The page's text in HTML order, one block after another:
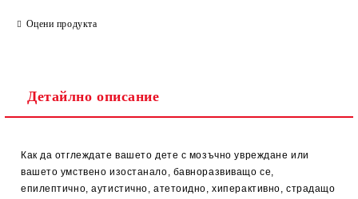
Оцени продукта
Детайлно описание
Как да отглеждате вашето дете с мозъчно увреждане или
вашето умствено изостанало, бавноразвиващо се,
епилептично, аутистично, атетоидно, хиперактивно, страдащо